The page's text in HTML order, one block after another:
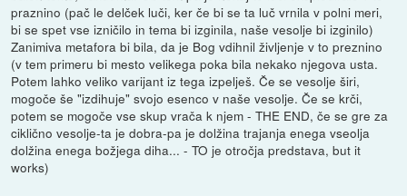
praznino (pač le delček luči, ker če bi se ta luč vrnila v polni meri,
bi se spet vse izničilo in tema bi izginila, naše vesolje bi izginilo)
Zanimiva metafora bi bila, da je Bog vdihnil življenje v to preznino
(v tem primeru bi mesto velikega poka bila nekako njegova usta.
Potem lahko veliko varijant iz tega izpelješ. Če se vesolje širi,
mogoče še "izdihuje" svojo esenco v naše vesolje. Če se krči,
potem se mogoče vse skup vrača k njem - THE END, če se gre za
ciklično vesolje-ta je dobra-pa je dolžina trajanja enega vseolja
dolžina enega božjega diha... - TO je otročja predstava, but it
works)